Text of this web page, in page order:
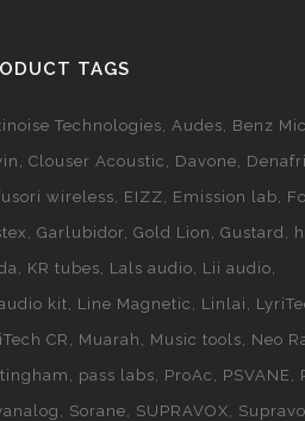
TAGS
Technologies Audes
Benz
Clouser Acoustic Davone
wireless
EIZZ Emission lab
Garlubidor Gold Lion Gustard
KR tubes Lals audio
Lii audio
kit
Line Magnetic Linlai
CR
Muarah Music tools
Neo
pass labs ProAc PSVANE
Sorane SUPRAVOX